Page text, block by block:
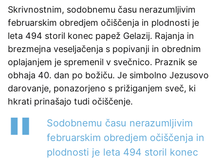
Skrivnostnim, sodobnemu času nerazumljivim
februarskim obredjem očiščenja in plodnosti je
leta 494 storil konec papež Gelazij. Rajanja in
brezmejna veseljačenja s popivanji in obrednim
oplajanjem je spremenil v svečnico. Praznik se
obhaja 40. dan po božiču. Je simbolno Jezusovo
darovanje, ponazorjeno s prižiganjem sveč, ki
hkrati prinašajo tudi očiščenje.
Sodobnemu času nerazumljivim
februarskim obredjem očiščenja in
plodnosti je leta 494 storil konec